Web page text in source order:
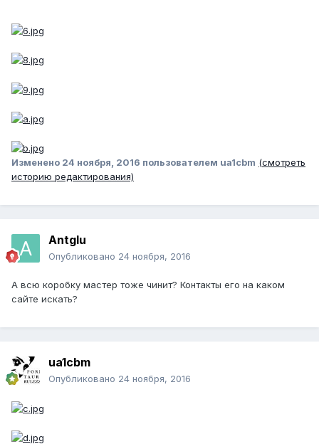
Изменено 24 ноября, 2016 пользователем ua1cbm (смотреть
историю редактирования)
Antglu
Опубликовано 24 ноября, 2016
А всю коробку мастер тоже чинит? Контакты его на каком
сайте искать?
ua1cbm
Опубликовано 24 ноября, 2016